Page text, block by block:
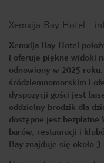
Xemxija Bay Hotel -
Xemxija Bay Hotel
i oferuje piękne widoki
odnowiony w 2025
śródziemnomorskim i
dyspozycji gości jest
oddzielny brodzik dla
dostępne jest
barów, restauracji i
Bay znajduje się około